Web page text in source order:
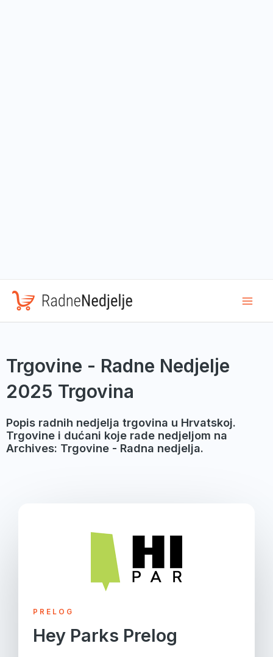
Trgovine - Radne Nedjelje
2025 Trgovina
Popis radnih nedjelja trgovina u Hrvatskoj.
Trgovine i dućani koje rade nedjeljom na
Archives: Trgovine - Radna nedjelja.
PRELOG
Hey Parks Prelog